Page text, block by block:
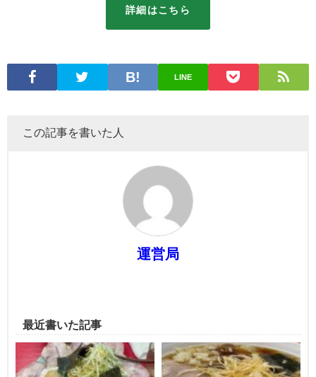
詳細はこちら
LINE
この記事を書いた人
運営局
最近書いた記事